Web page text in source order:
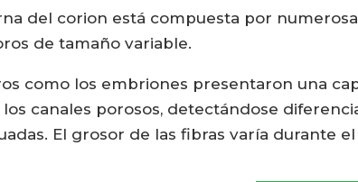
del corion está compuesta por
de tamaño variable.
como los embriones presentaron una
canales porosos, detectándose
El grosor de las fibras varía durante